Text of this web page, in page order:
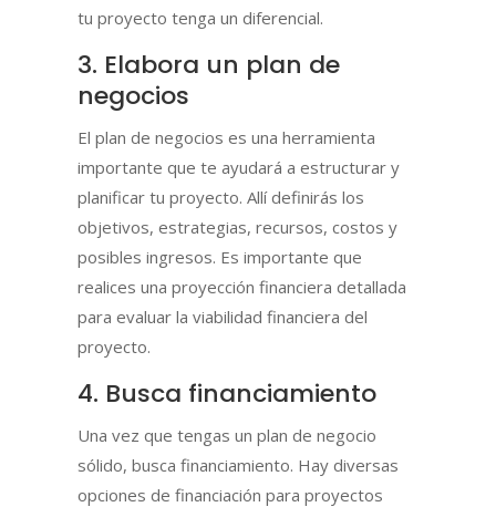
tu proyecto tenga un diferencial.
3. Elabora un plan de
negocios
El plan de negocios es una herramienta
importante que te ayudará a estructurar y
planificar tu proyecto. Allí definirás los
objetivos, estrategias, recursos, costos y
posibles ingresos. Es importante que
realices una proyección financiera detallada
para evaluar la viabilidad financiera del
proyecto.
4. Busca financiamiento
Una vez que tengas un plan de negocio
sólido, busca financiamiento. Hay diversas
opciones de financiación para proyectos